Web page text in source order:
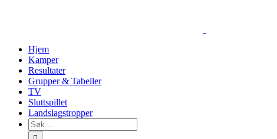
Hjem
Kamper
Resultater
Grupper & Tabeller
TV
Sluttspillet
Landslagstropper
Søk
…